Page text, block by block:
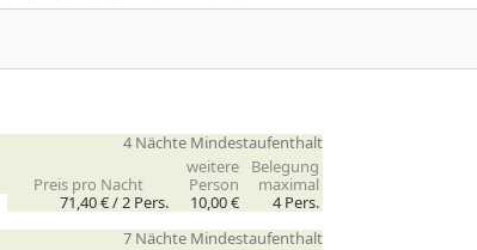
4 Nächte Mindestaufenthalt
weitere
Person
Belegung
maximal
Preis pro Nacht
71,40 € /2 Pers. 10,00 €
4 Pers.
7 Nächte Mindestaufenthalt